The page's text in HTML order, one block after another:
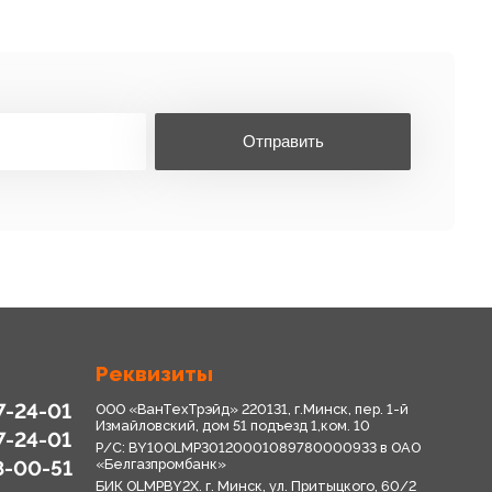
Отправить
24-01
24-01
00-51
Реквизиты
ООО «ВанТехТрэйд» 220131, г.Минск, пер. 1-й
Измайловский, дом 51 подъезд 1,ком. 10
Р/С: BY10OLMP30120001089780000933 в OАО
«Белгазпромбанк»
БИК OLMPBY2X. г. Минск, ул. Притыцкого, 60/2